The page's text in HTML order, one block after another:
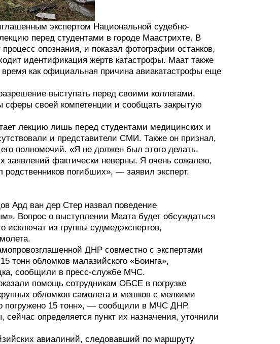
экспертом Национальной судебно-
перед студентами в городе Маастрихте. В
опознания, и показал фотографии останков,
идентификация жертв катастрофы. Маат также
как официальная причина авиакатастрофы еще
выступать перед своими коллегами,
сферы своей компетенции и сообщать закрытую
лекцию лишь перед студентами медицинских и
и представители СМИ. Также он признал,
полномочий. «Я не должен был этого делать.
заявлений фактически неверны. Я очень сожалею,
погибших», — заявил эксперт.
Ард ван дер Стер назвал поведение
Вопрос о выступлении Маата будет обсуждаться
исключат из группы судмедэкспертов,
ДНР совместно с экспертами
тонн обломков малазийского «Боинга»,
сообщили в пресс-службе МЧС.
помощь сотрудникам ОБСЕ в погрузке
обломков самолета и мешков с мелкими
погружено 15 тонн», — сообщили в МЧС ДНР.
определяется пункт их назначения, уточнили
авиалиний, следовавший по маршруту